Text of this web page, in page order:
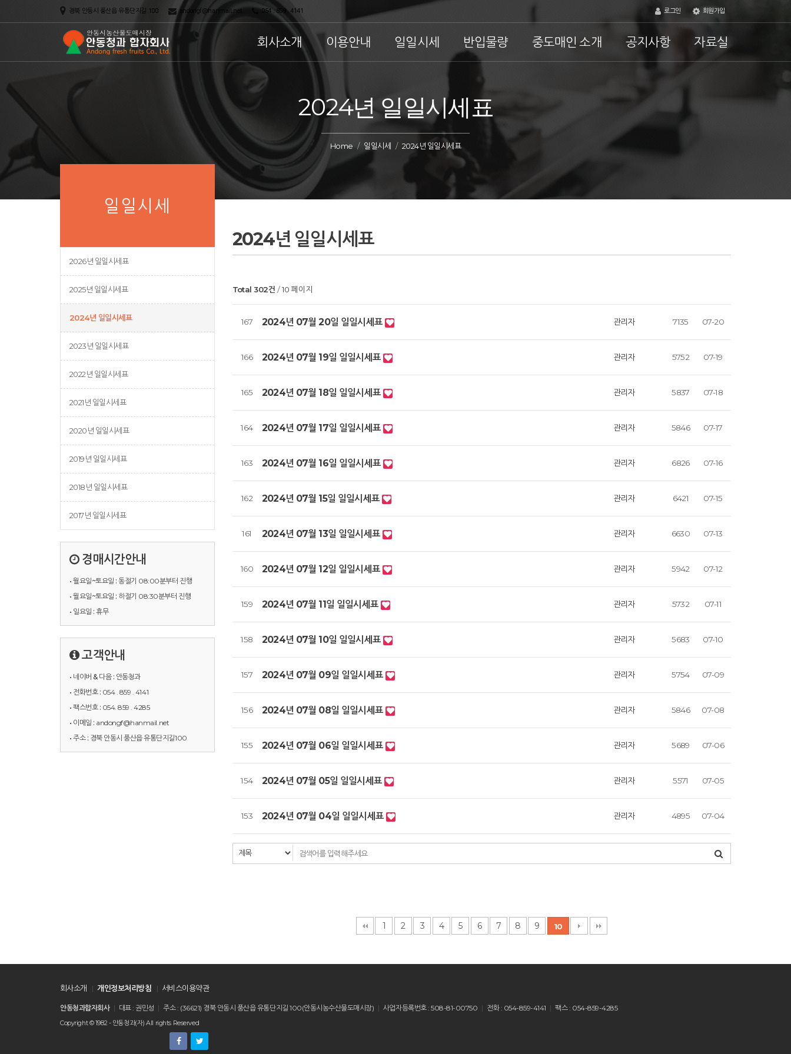
경북 안동시 풍산읍 유통단지길 100 andongf@hanmail.net 054 . 859 . 4141 로그인 회원가입
회사소개 이용안내 일일시세 반입물량 중도매인 소개 공지사항 자료실
2024년 일일시세표
Home 일일시세 2024년 일일시세표
일일시세
2026년 일일시세표
2025년 일일시세표
2024년 일일시세표
2023년 일일시세표
2022년 일일시세표
2021년 일일시세표
2020년 일일시세표
2019년 일일시세표
2018년 일일시세표
2017년 일일시세표
경매시간안내
• 월요일~토요일 : 동절기 08:00분부터 진행
• 월요일~토요일 : 하절기 08:30분부터 진행
• 일요일 : 휴무
고객안내
• 네이버 & 다음 : 안동청과
• 전화번호 : 054 . 859 . 4141
• 팩스번호 : 054. 859 . 4285
• 이메일 : andongf@hanmail.net
• 주소 : 경북 안동시 풍산읍 유통단지길100
2024년 일일시세표
Total 302건 10 페이지
167 2024년 07월 20일 일일시세표 관리자 7135 07-20
166 2024년 07월 19일 일일시세표 관리자 5752 07-19
165 2024년 07월 18일 일일시세표 관리자 5837 07-18
164 2024년 07월 17일 일일시세표 관리자 5846 07-17
163 2024년 07월 16일 일일시세표 관리자 6826 07-16
162 2024년 07월 15일 일일시세표 관리자 6421 07-15
161 2024년 07월 13일 일일시세표 관리자 6630 07-13
160 2024년 07월 12일 일일시세표 관리자 5942 07-12
159 2024년 07월 11일 일일시세표 관리자 5732 07-11
158 2024년 07월 10일 일일시세표 관리자 5683 07-10
157 2024년 07월 09일 일일시세표 관리자 5754 07-09
156 2024년 07월 08일 일일시세표 관리자 5846 07-08
155 2024년 07월 06일 일일시세표 관리자 5689 07-06
154 2024년 07월 05일 일일시세표 관리자 5571 07-05
153 2024년 07월 04일 일일시세표 관리자 4895 07-04
1 2 3 4 5 6 7 8 9 10
회사소개 개인정보처리방침 서비스이용약관
안동청과합자회사 대표 : 권민성 주소 : (36621) 경북 안동시 풍산읍 유통단지길 100(안동시농수산물도매시장) 사업자등록번호 : 508-81-00750 전화 : 054-859-4141 팩스 : 054-859-4285
Copyright © 1982 - 안동청과(자) All rights Reserved